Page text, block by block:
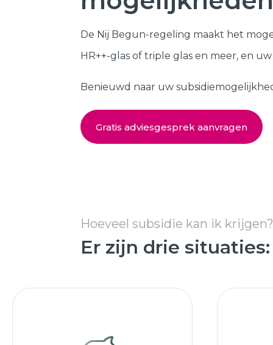
De Nij Begun-regeling maakt het
HR++-glas of triple glas en meer, en
Benieuwd naar uw
Gratis adviesgesprek aanvragen
Hoeveel subsidie kan ik krijgen?
Er zijn drie situaties:
Samenstellen
SHOWROOM BEZOEKEN